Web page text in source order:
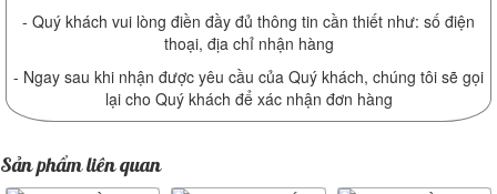
- Quý khách vui lòng điền đầy đủ thông tin cần thiết như: số điện
thoại, địa chỉ nhận hàng
- Ngay sau khi nhận được yêu cầu của Quý khách, chúng tôi sẽ gọi
lại cho Quý khách để xác nhận đơn hàng
Sản phẩm liên quan